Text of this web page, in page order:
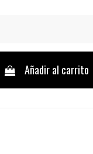
Añadir al carrito